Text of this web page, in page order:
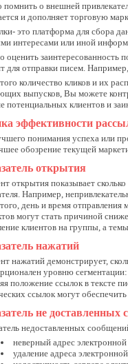
о внешней
и дополняет торговую
это платформа для сбора
интересами или иной
заинтересованность
для отправки писем.
количество кликов и их
выпусков, Вы можете
потенциальных клиентов и
эффективности
понимания успеха или
обозрение текущей
открытия
открытия показывает
Например,
день и время
могут стать причиной
клиентов на группы, а
нажатий
нажатий демонстрирует,
уровню
положение ссылок в тексте
ссылок могут
не доставленных
недоставленных
неверный адрес
удаление адреса